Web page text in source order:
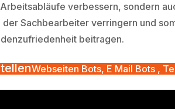
verbessern, sondern
Sachbearbeiter verringern und
beitragen.
Webseiten Bots, E Mail Bots ,